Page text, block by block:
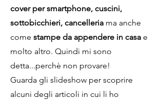
cover per smartphone, cuscini,
sottobicchieri, cancelleria ma anche
come stampe da appendere in casa e
molto altro. Quindi mi sono
detta...perchè non provare!
Guarda gli slideshow per scoprire
alcuni degli articoli in cui li ho